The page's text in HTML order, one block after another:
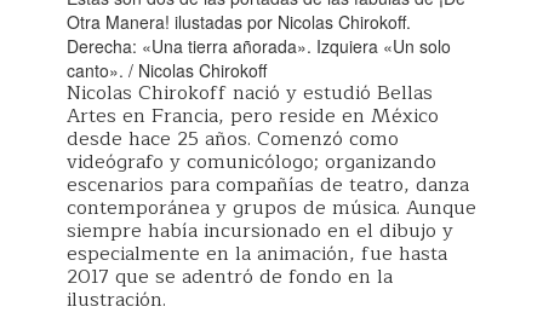
Otra Manera! ilustadas por Nicolas Chirokoff.
Derecha: «Una tierra añorada». Izquiera «Un solo
canto». / Nicolas Chirokoff
Nicolas Chirokoff nació y estudió Bellas
Artes en Francia, pero reside en México
desde hace 25 años. Comenzó como
videógrafo y comunicólogo; organizando
escenarios para compañías de teatro, danza
contemporánea y grupos de música. Aunque
siempre había incursionado en el dibujo y
especialmente en la animación, fue hasta
2017 que se adentró de fondo en la
ilustración.